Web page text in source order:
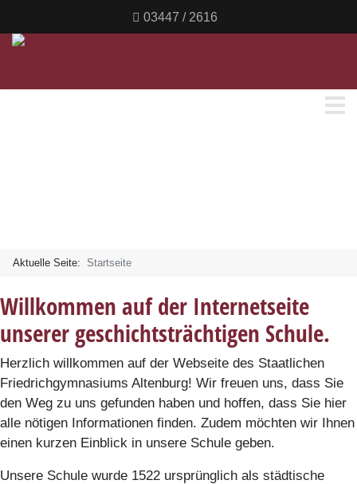
03447 / 2616
Aktuelle Seite: Startseite
Willkommen auf der Internetseite
unserer geschichtsträchtigen Schule.
Herzlich willkommen auf der Webseite des Staatlichen
Friedrichgymnasiums Altenburg! Wir freuen uns, dass Sie
den Weg zu uns gefunden haben und hoffen, dass Sie hier
alle nötigen Informationen finden. Zudem möchten wir Ihnen
einen kurzen Einblick in unsere Schule geben.
Unsere Schule wurde 1522 ursprünglich als städtische